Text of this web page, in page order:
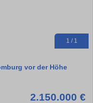
1 / 1
vor der Höhe
2.150.000 €